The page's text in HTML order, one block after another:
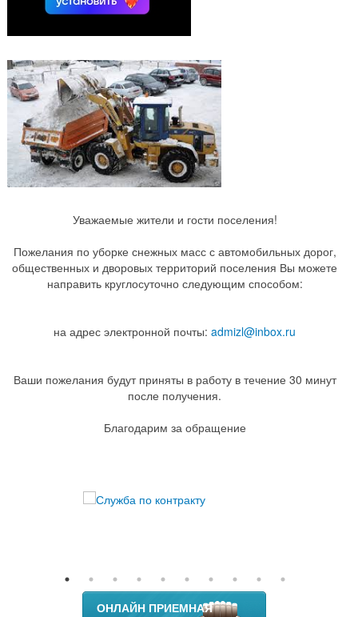
Уважаемые жители и гости поселения!
Пожелания по уборке снежных масс с автомобильных дорог,
общественных и дворовых территорий поселения Вы можете
направить круглосуточно следующим способом:
на адрес электронной почты: admizl@inbox.ru
Ваши пожелания будут приняты в работу в течение 30 минут
после получения.
Благодарим за обращение
ОНЛАЙН ПРИЕМНАЯ